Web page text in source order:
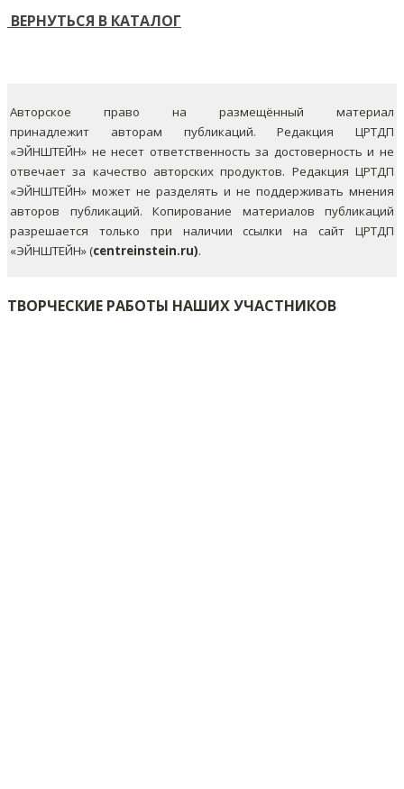
ВЕРНУТЬСЯ В КАТАЛОГ
Авторское право на размещённый материал
принадлежит авторам публикаций. Редакция ЦРТДП
«ЭЙНШТЕЙН» не несет ответственность за достоверность и не
отвечает за качество авторских продуктов. Редакция ЦРТДП
«ЭЙНШТЕЙН» может не разделять и не поддерживать мнения
авторов публикаций. Копирование материалов публикаций
разрешается только при наличии ссылки на сайт ЦРТДП
«ЭЙНШТЕЙН» (centreinstein.ru).
ТВОРЧЕСКИЕ РАБОТЫ НАШИХ УЧАСТНИКОВ